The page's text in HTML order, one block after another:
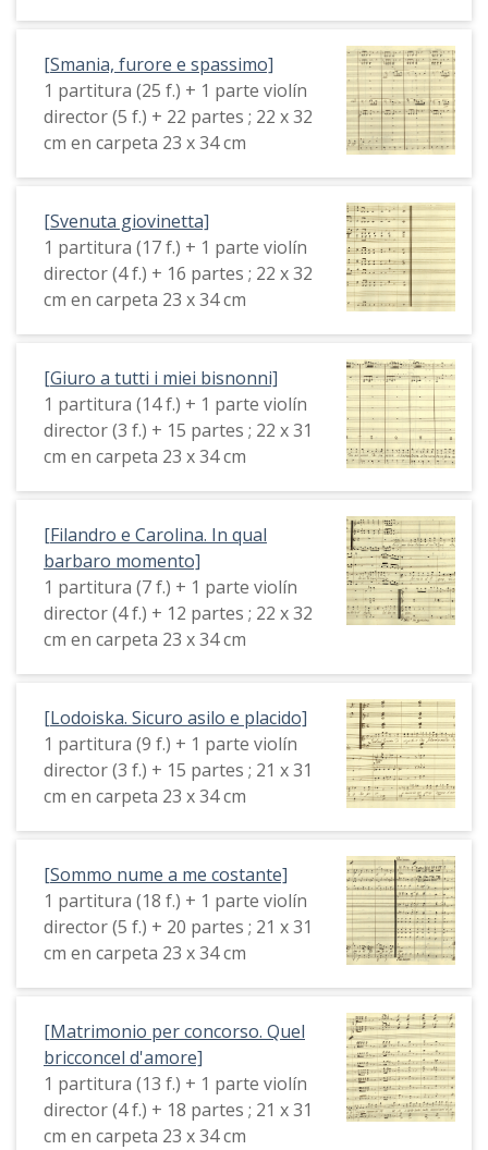
[Smania, furore e spassimo]
1 partitura (25 f.) + 1 parte violín
director (5 f.) + 22 partes ; 22 x 32
cm en carpeta 23 x 34 cm
[Svenuta giovinetta]
1 partitura (17 f.) + 1 parte violín
director (4 f.) + 16 partes ; 22 x 32
cm en carpeta 23 x 34 cm
[Giuro a tutti i miei bisnonni]
1 partitura (14 f.) + 1 parte violín
director (3 f.) + 15 partes ; 22 x 31
cm en carpeta 23 x 34 cm
[Filandro e Carolina. In qual
barbaro momento]
1 partitura (7 f.) + 1 parte violín
director (4 f.) + 12 partes ; 22 x 32
cm en carpeta 23 x 34 cm
[Lodoiska. Sicuro asilo e placido]
1 partitura (9 f.) + 1 parte violín
director (3 f.) + 15 partes ; 21 x 31
cm en carpeta 23 x 34 cm
[Sommo nume a me costante]
1 partitura (18 f.) + 1 parte violín
director (5 f.) + 20 partes ; 21 x 31
cm en carpeta 23 x 34 cm
[Matrimonio per concorso. Quel
bricconcel d'amore]
1 partitura (13 f.) + 1 parte violín
director (4 f.) + 18 partes ; 21 x 31
cm en carpeta 23 x 34 cm